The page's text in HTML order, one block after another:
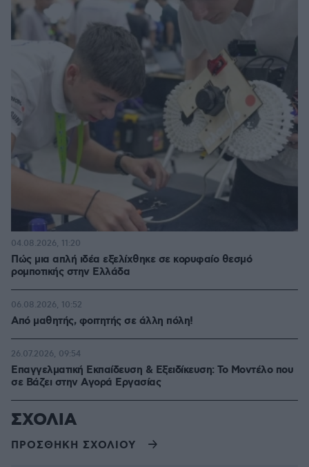
Πώς μια απλή ιδέα εξελίχθηκε σε κορυφαίο θεσμό
ρομποτικής στην Ελλάδα
04.08.2026, 11:20
Από μαθητής, φοιτητής σε άλλη πόλη!
06.08.2026, 10:52
Επαγγελματική Εκπαίδευση & Εξειδίκευση: Το Mοντέλο που
σε Bάζει στην Aγορά Eργασίας
26.07.2026, 09:54
ΣΧΟΛΙΑ
ΠΡΟΣΘΗΚΗ ΣΧΟΛΙΟΥ